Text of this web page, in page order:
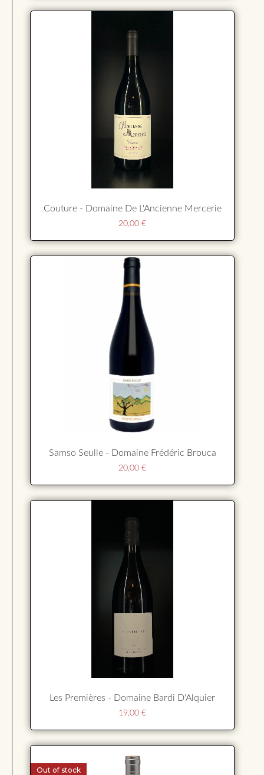
Couture - Domaine De L'Ancienne Mercerie
20,00 €
Samso Seulle - Domaine Frédéric Brouca
20,00 €
Les Premières - Domaine Bardi D'Alquier
19,00 €
Out of stock